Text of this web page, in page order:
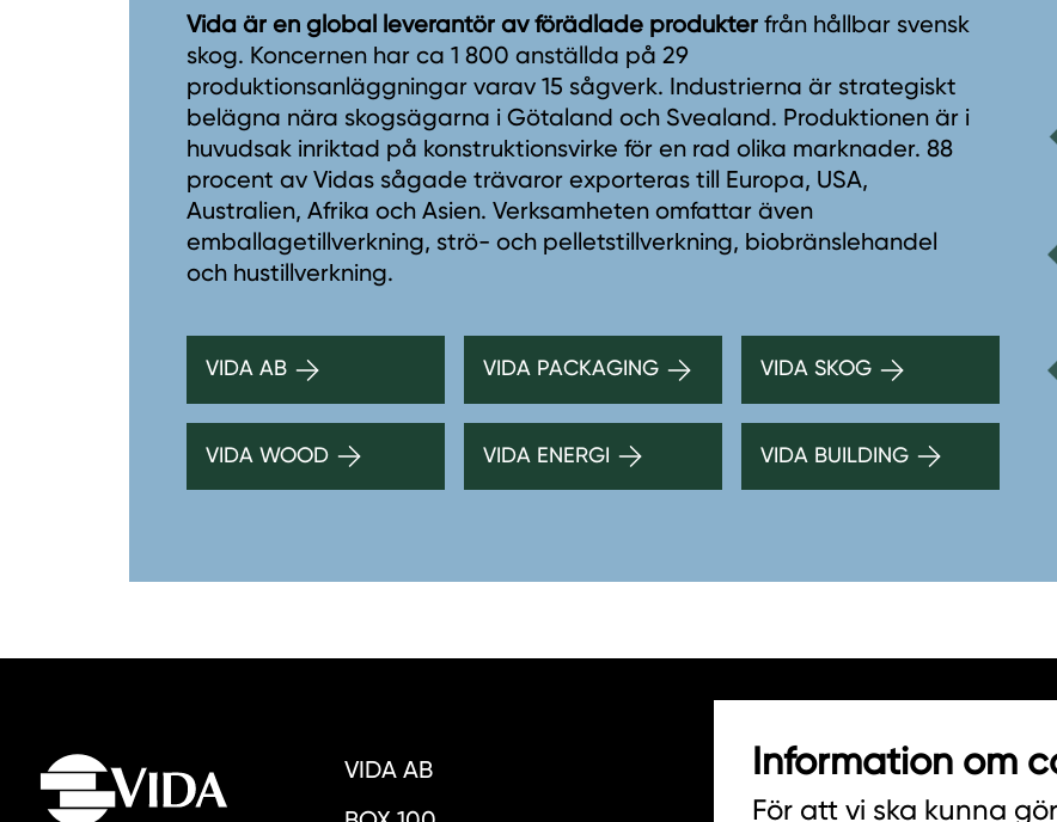
Vida är en global leverantör av förädlade produkter från hållbar svensk
skog. Koncernen har ca 1 800 anställda på 29
produktionsanläggningar varav 15 sågverk. Industrierna är strategiskt
belägna nära skogsägarna i Götaland och Svealand. Produktionen är i
huvudsak inriktad på konstruktionsvirke för en rad olika marknader. 88
procent av Vidas sågade trävaror exporteras till Europa, USA,
Australien, Afrika och Asien. Verksamheten omfattar även
emballagetillverkning, strö- och pelletstillverkning, biobränslehandel
och hustillverkning.
VIDA AB VIDA PACKAGING VIDA SKOG
VIDA WOOD VIDA ENERGI VIDA BUILDING
VIDA AB
HITTA INKÖPARE
Information om
För att vi ska kunna